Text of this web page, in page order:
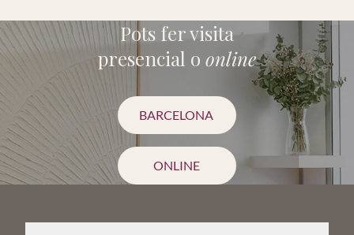
Pots fer visita
presencial o online
BARCELONA
ONLINE